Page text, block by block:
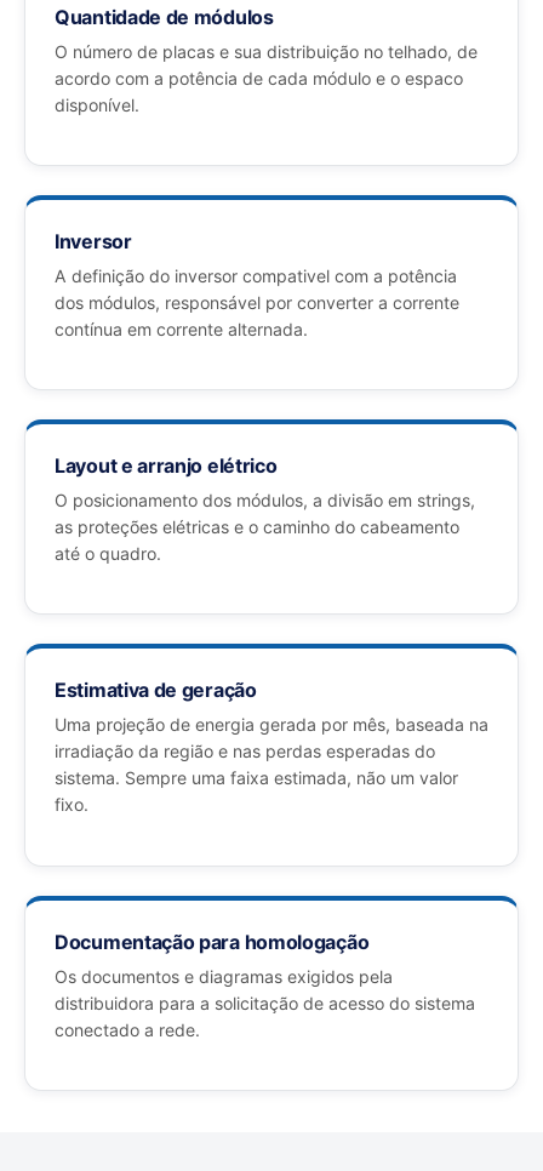
Quantidade de módulos
O número de placas e sua distribuição no telhado, de
acordo com a potência de cada módulo e o espaco
disponível.
Inversor
A definição do inversor compativel com a potência
dos módulos, responsável por converter a corrente
contínua em corrente alternada.
Layout e arranjo elétrico
O posicionamento dos módulos, a divisão em strings,
as proteções elétricas e o caminho do cabeamento
até o quadro.
Estimativa de geração
Uma projeção de energia gerada por mês, baseada na
irradiação da região e nas perdas esperadas do
sistema. Sempre uma faixa estimada, não um valor
fixo.
Documentação para homologação
Os documentos e diagramas exigidos pela
distribuidora para a solicitação de acesso do sistema
conectado a rede.